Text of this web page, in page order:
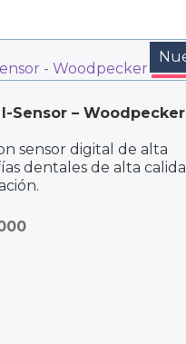
Ray con I-Sensor – Woodpecker
sensor digital de alta
dentales de alta